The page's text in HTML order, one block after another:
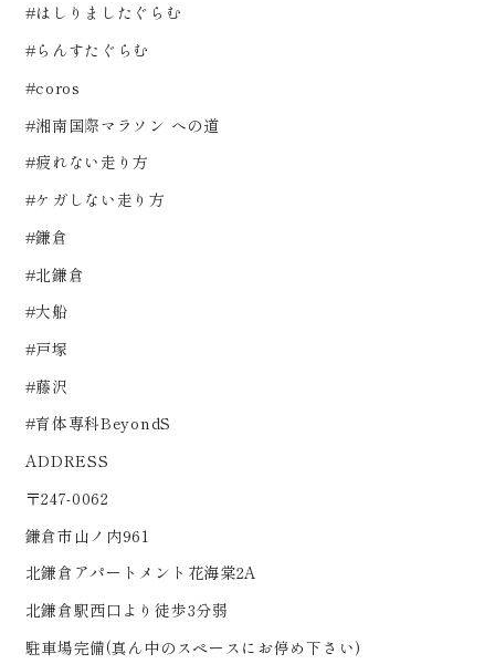
#はしりましたぐらむ
#らんすたぐらむ
#coros
#湘南国際マラソン への道
#疲れない走り方
#ケガしない走り方
#鎌倉
#北鎌倉
#大船
#戸塚
#藤沢
#育体専科BeyondS
ADDRESS
〒247-0062
鎌倉市山ノ内961
北鎌倉アパートメント花海棠2A
北鎌倉駅西口より徒歩3分弱
駐車場完備(真ん中のスペースにお停め下さい)